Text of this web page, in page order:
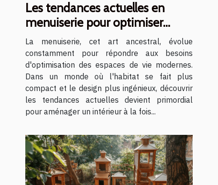
Les tendances actuelles en
menuiserie pour optimiser
votre espace
La menuiserie, cet art ancestral, évolue
constamment pour répondre aux besoins
d'optimisation des espaces de vie modernes.
Dans un monde où l'habitat se fait plus
compact et le design plus ingénieux, découvrir
les tendances actuelles devient primordial
pour aménager un intérieur à la fois...